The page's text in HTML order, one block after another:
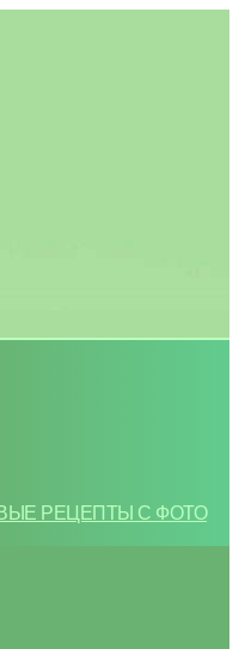
РЕЦЕПТЫ С ФОТО